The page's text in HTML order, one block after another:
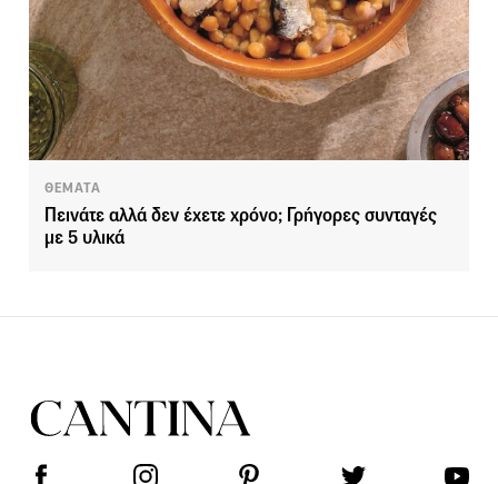
ΘΕΜΑΤΑ
Πεινάτε αλλά δεν έχετε χρόνο; Γρήγορες συνταγές
με 5 υλικά